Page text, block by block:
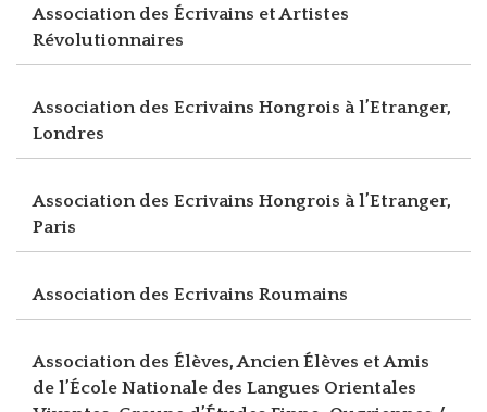
Association des Écrivains et Artistes
Révolutionnaires
Association des Ecrivains Hongrois à l’Etranger,
Londres
Association des Ecrivains Hongrois à l’Etranger,
Paris
Association des Ecrivains Roumains
Association des Élèves, Ancien Élèves et Amis
de l’École Nationale des Langues Orientales